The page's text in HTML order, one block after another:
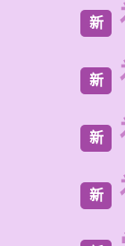
新
新
新
新